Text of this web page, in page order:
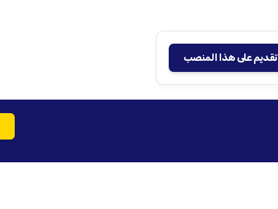
تقديم على هذا المنصب